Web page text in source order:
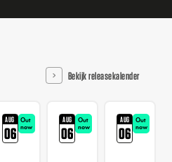
Bekijk releasekalender
AUG
06
Out
now
AUG
06
Out
now
AUG
06
Out
now